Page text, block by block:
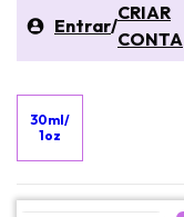
Entrar/
CRIAR
CONTA
30ml/
1oz